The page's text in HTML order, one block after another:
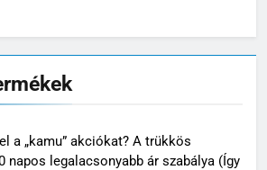
a „kamu” akciókat? A trükkös
napos legalacsonyabb ár szabálya (Így